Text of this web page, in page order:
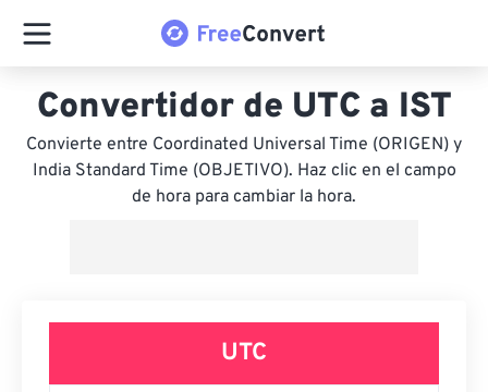
Convertidor de UTC a IST
Convierte entre Coordinated Universal Time (ORIGEN) y
India Standard Time (OBJETIVO). Haz clic en el campo
de hora para cambiar la hora.
UTC